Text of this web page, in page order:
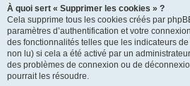
À quoi sert « Supprimer les cookies » ?
Cela supprime tous les cookies créés par
paramètres d’authentification et votre
des fonctionnalités telles que les indicateurs
non lu) si cela a été activé par un
des problèmes de connexion ou de
pourrait les résoudre.